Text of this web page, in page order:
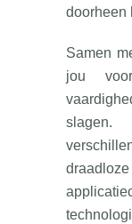
doorheen
Samen
jou
slagen.